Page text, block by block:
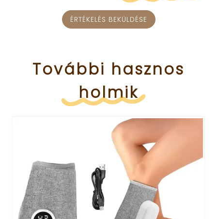
ÉRTÉKELÉS BEKÜLDÉSE
További hasznos
holmik